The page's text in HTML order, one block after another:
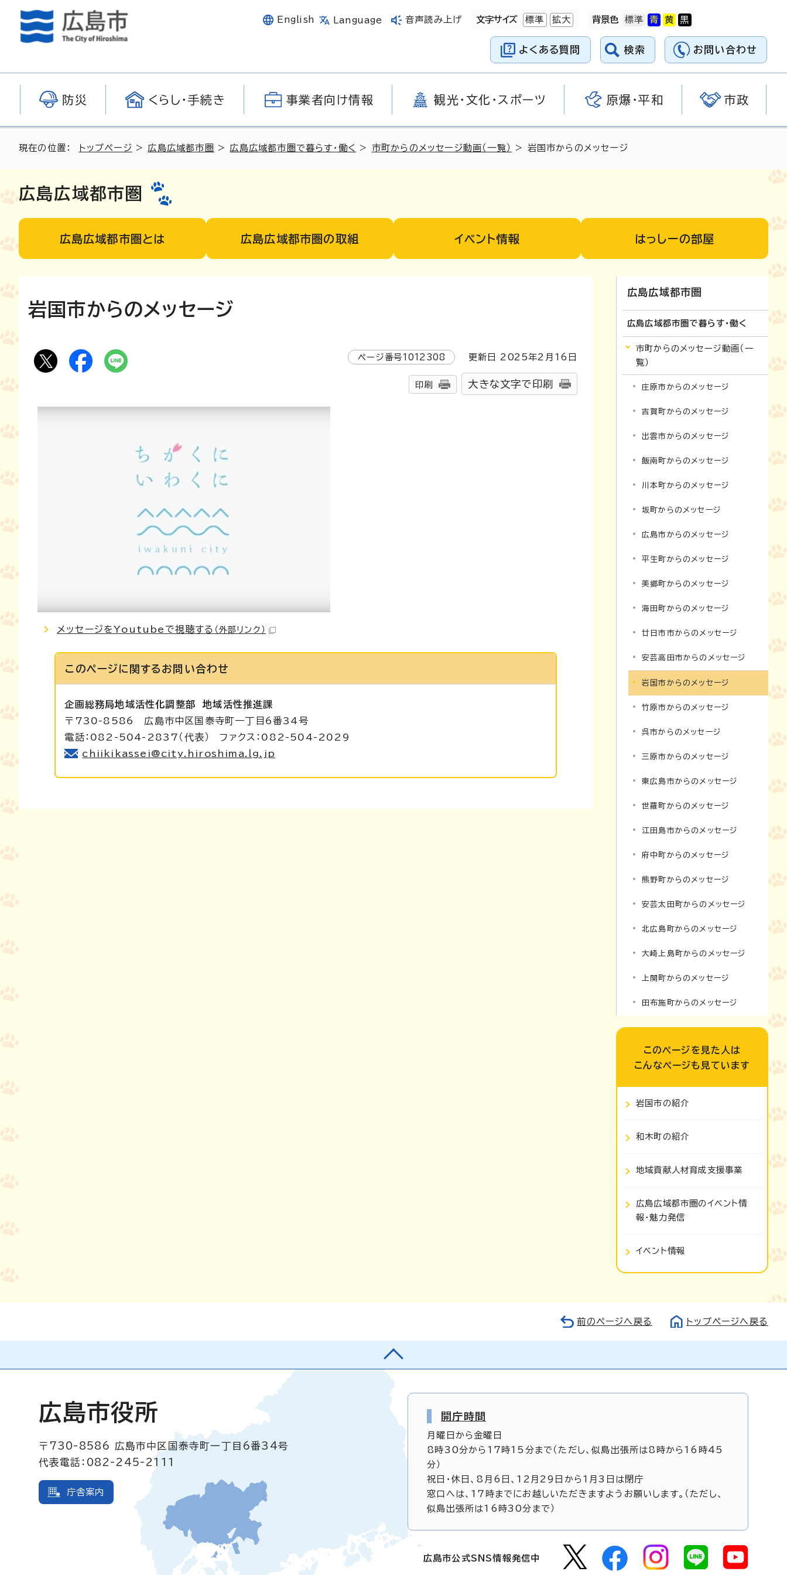
English Language 音声読み上げ 文字サイズ 標準 拡大 背景色
よくある質問 検索 お問い合わせ
防災 くらし・手続き 事業者向け情報 観光・文化・スポーツ 原爆・平和 市政
現在の位置： トップページ > 広島広域都市圏 > 広島広域都市圏で暮らす・働く > 市町からのメッセージ動画（一覧） > 岩国市からのメッセージ
広島広域都市圏
広島広域都市圏とは 広島広域都市圏の取組 イベント情報 はっしーの部屋
岩国市からのメッセージ
ページ番号1012308 更新日 2025年2月 16 日
印刷 大きな文字で印刷
メッセージをYoutubeで視聴する （外部リンク）
このページに関する お問い合わせ
企画総務局地域活性化調整部地域活性推進課
〒730-8586 広島市中区国泰寺町一丁目6番34号
電話：082-504-2837（代表） ファクス：082-504-2029
chiikikassei@city.hiroshima.lg.jp
広島広域都市圏
広島広域都市圏で暮らす・働く
市町からのメッセージ動画（一
覧）
庄原市からのメッセージ
吉賀町からのメッセージ
出雲市からのメッセージ
飯南町からのメッセージ
川本町からのメッセージ
坂町からのメッセージ
広島市からのメッセージ
平生町からのメッセージ
美郷町からのメッセージ
海田町からのメッセージ
廿日市市からのメッセージ
安芸高田市からのメッセージ
岩国市からのメッセージ
竹原市からのメッセージ
呉市からのメッセージ
三原市からのメッセージ
東広島市からのメッセージ
世羅町からのメッセージ
江田島市からのメッセージ
府中町からのメッセージ
熊野町からのメッセージ
安芸太田町からのメッセージ
北広島町からのメッセージ
大崎上島町からのメッセージ
上関町からのメッセージ
田布施町からのメッセージ
このページを見た人は
こんなページも見ています
岩国市の紹介
和木町の紹介
地域貢献人材育成支援事業
広島広域都市圏のイベント情
報・魅力発信
イベント情報
前のページへ戻る トップページへ戻る
広島市役所
〒730-8586
広島市中区国泰寺町一丁目6番34号
代表電話：082-245-2111
庁舎案内
開庁時間
月曜日から金曜日
8時30分から17時15分まで（ただし、似島出張所は8時から16時45
分）
祝日・休日、8月6日、12月29日から1月3日は閉庁
窓口へは、17時までにお越しいただきますようお願いします。（ただし、
似島出張所は16時30分まで）
広島市公式SNS情報発信中